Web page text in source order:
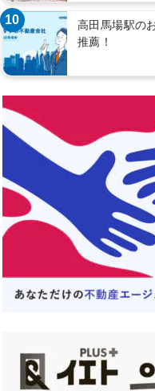
10
高田馬場駅の
推薦！